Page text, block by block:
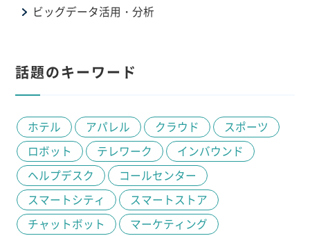
ビッグデータ活用・分析
話題のキーワード
ホテル アパレル クラウド
スポーツ
ロボット
テレワーク
インバウンド
ヘルプデスク
コールセンター
スマートシティ
スマートストア
チャットボット
マーケティング